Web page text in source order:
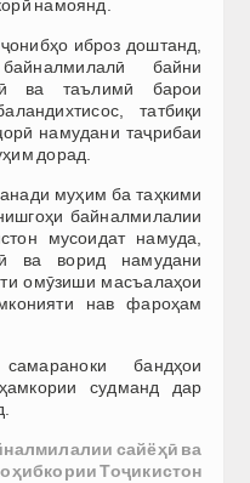
намоянд.
иброз доштанд,
байни
ва таълимӣ барои
татбиқи
намудани таҷрибаи
дорад.
муҳим ба таҳкими
байналмилалии
мусоидат намуда,
ва ворид намудани
омӯзиши масъалаҳои
нав фароҳам
бандҳои
судманд дар
сайёҳӣ ва
Тоҷикистон